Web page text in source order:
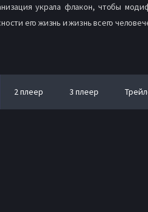
украла флакон, чтобы
его жизнь и жизнь всего
2 плеер 3 плеер